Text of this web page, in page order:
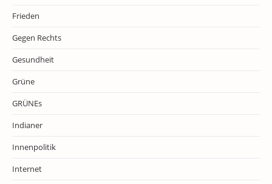
Frieden
Gegen Rechts
Gesundheit
Grüne
GRÜNEs
Indianer
Innenpolitik
Internet